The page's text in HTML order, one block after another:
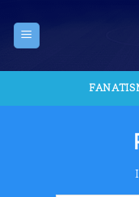
content